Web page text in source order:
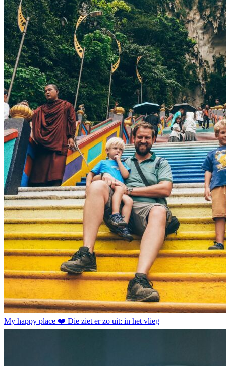
My happy place ❤️ Die ziet er zo uit: in het vlieg